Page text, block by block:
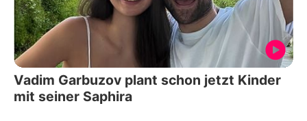
Vadim Garbuzov plant schon jetzt Kinder
mit seiner Saphira